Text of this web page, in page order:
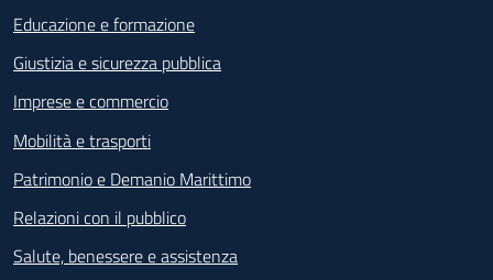
Educazione e formazione
Giustizia e sicurezza pubblica
Imprese e commercio
Mobilità e trasporti
Patrimonio e Demanio Marittimo
Relazioni con il pubblico
Salute, benessere e assistenza